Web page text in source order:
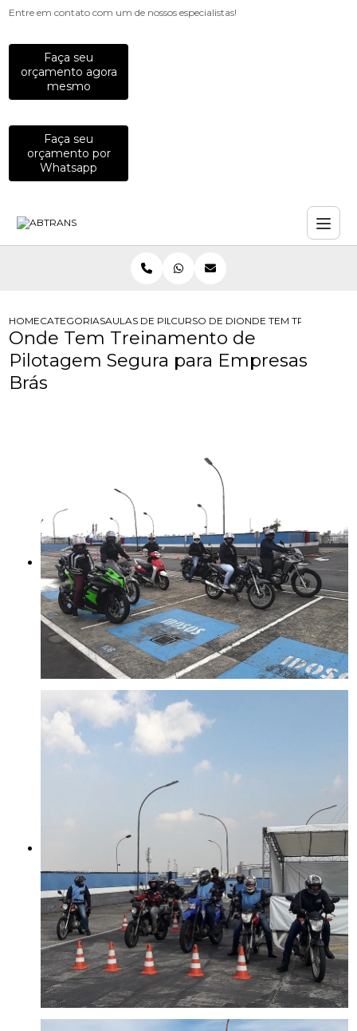
Entre em contato com um de nossos especialistas!
Faça seu
orçamento agora
mesmo
Faça seu
orçamento por
Whatsapp
HOMECATEGORIASAULAS DE PILOTAGEM PARA EMPRESAS
CURSO DE DIRECAO DE MOTO PARA
ONDE TEM
Onde Tem Treinamento de
Pilotagem Segura para Empresas
Brás